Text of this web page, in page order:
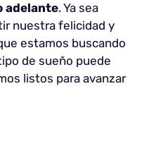
adelante. Ya sea
nuestra felicidad y
estamos buscando
de sueño puede
listos para avanzar